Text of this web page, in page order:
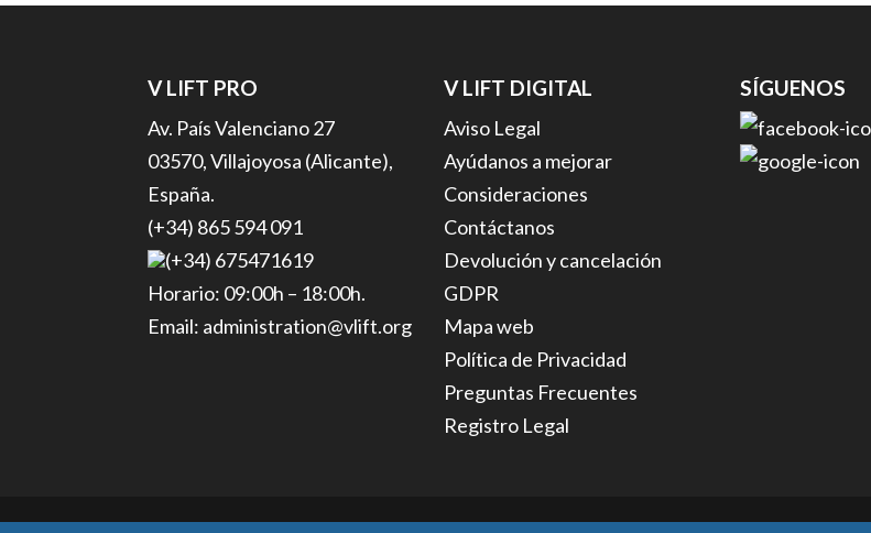
V LIFT PRO
Av. País Valenciano 27
03570, Villajoyosa (Alicante),
España.
(+34) 865 594 091
(+34) 675471619
Horario: 09:00h – 18:00h.
Email: administration@vlift.org
V LIFT DIGITAL
Aviso Legal
Ayúdanos a mejorar
Consideraciones
Contáctanos
Devolución y cancelación
GDPR
Mapa web
Política de Privacidad
Preguntas Frecuentes
Registro Legal
SÍGUENOS